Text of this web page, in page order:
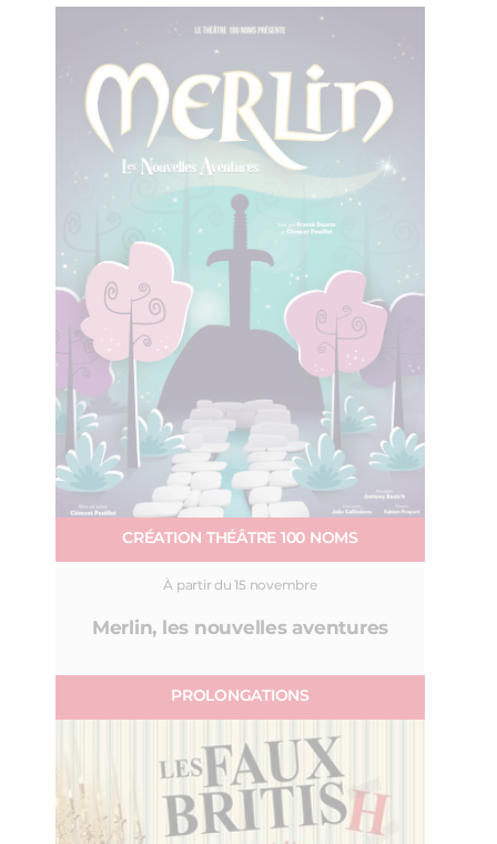
CRÉATION THÉÂTRE 100 NOMS
À partir du 15 novembre
Merlin, les nouvelles aventures
PROLONGATIONS